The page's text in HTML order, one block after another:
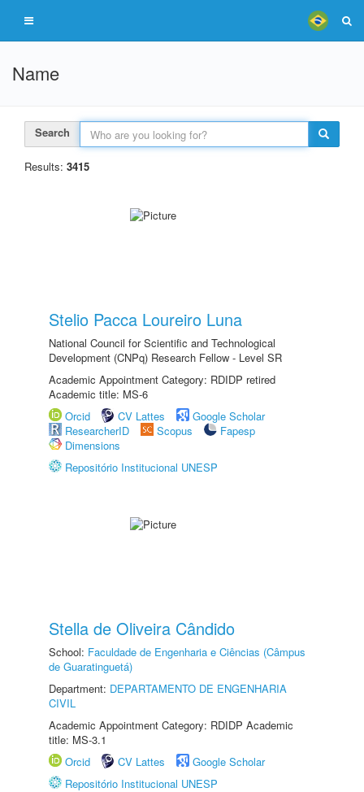
Name
Search
Results: 3415
Stelio Pacca Loureiro Luna
National Council for Scientific and Technological
Development (CNPq) Research Fellow - Level SR
Academic Appointment Category: RDIDP retired
Academic title: MS-6
Orcid
CV Lattes
Google Scholar
ResearcherID
Scopus
Fapesp
Dimensions
Repositório Institucional UNESP
Stella de Oliveira Cândido
School: Faculdade de Engenharia e Ciências (Câmpus
de Guaratinguetá)
Department: DEPARTAMENTO DE ENGENHARIA
CIVIL
Academic Appointment Category: RDIDP Academic
title: MS-3.1
Orcid
CV Lattes
Google Scholar
Repositório Institucional UNESP